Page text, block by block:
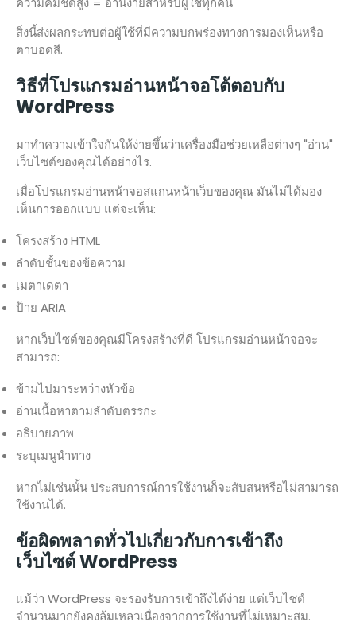
สิ่งนี้ส่งผลกระทบต่อผู้ใช้ที่มีความบกพร่องทางการมองเห็นหรือ
ตาบอดสี.
วิธีที่โปรแกรมอ่านหน้าจอโต้ตอบกับ
WordPress
มาทำความเข้าใจกันให้ง่ายขึ้นว่าเครื่องมือช่วยเหลือต่างๆ "อ่าน"
เว็บไซต์ของคุณได้อย่างไร.
เมื่อโปรแกรมอ่านหน้าจอสแกนหน้าเว็บของคุณ มันไม่ได้มอง
เห็นการออกแบบ แต่จะเห็น:
โครงสร้าง HTML
ลำดับชั้นของข้อความ
เมตาเดตา
ป้าย ARIA
หากเว็บไซต์ของคุณมีโครงสร้างที่ดี โปรแกรมอ่านหน้าจอจะ
สามารถ:
ข้ามไปมาระหว่างหัวข้อ
อ่านเนื้อหาตามลำดับตรรกะ
อธิบายภาพ
ระบุเมนูนำทาง
หากไม่เช่นนั้น ประสบการณ์การใช้งานก็จะสับสนหรือไม่สามารถ
ใช้งานได้.
ข้อผิดพลาดทั่วไปเกี่ยวกับการเข้าถึง
เว็บไซต์ WordPress
แม้ว่า WordPress จะรองรับการเข้าถึงได้ง่าย แต่เว็บไซต์
จำนวนมากยังคงล้มเหลวเนื่องจากการใช้งานที่ไม่เหมาะสม.